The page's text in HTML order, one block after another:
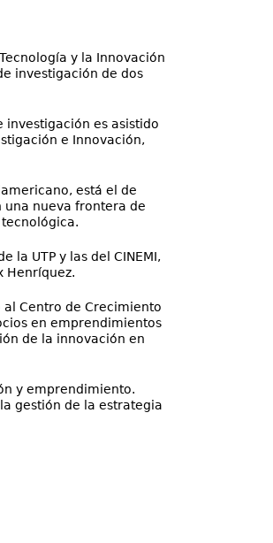
y la Innovación
investigación de dos
investigación es asistido
e Innovación,
está el de
nueva frontera de
la UTP y las del CINEMI,
Henríquez.
al Centro de Crecimiento
en emprendimientos
de la innovación en
y emprendimiento.
gestión de la estrategia